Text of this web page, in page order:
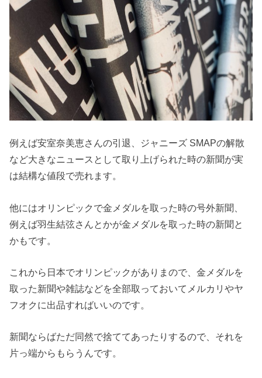
例えば安室奈美恵さんの引退、ジャニーズ SMAPの解散
など大きなニュースとして取り上げられた時の新聞が実
は結構な値段で売れます。
他にはオリンピックで金メダルを取った時の号外新聞、
例えば羽生結弦さんとかが金メダルを取った時の新聞と
かもです。
これから日本でオリンピックがありまので、金メダルを
取った新聞や雑誌などを全部取っておいてメルカリやヤ
フオクに出品すればいいのです。
新聞ならばただ同然で捨ててあったりするので、それを
片っ端からもらうんです。